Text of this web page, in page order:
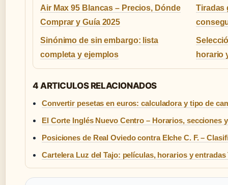
Air Max 95 Blancas – Precios, Dónde
Comprar y Guía 2025
Tiradas
Sinónimo de sin embargo: lista
completa y ejemplos
horario
4 ARTICULOS RELACIONADOS
Convertir pesetas en euros: calculadora y tipo de
El Corte Inglés Nuevo Centro – Horarios, secciones
Posiciones de Real Oviedo contra Elche C. F. –
Cartelera Luz del Tajo: películas, horarios y entradas